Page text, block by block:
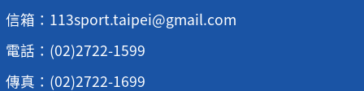
信箱：113sport.taipei@gmail.com
電話：(02)2722-1599
傳真：(02)2722-1699